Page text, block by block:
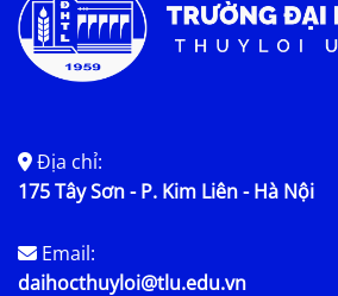
Địa chỉ:
175 Tây Sơn - P. Kim Liên - Hà Nội
Email:
daihocthuyloi@tlu.edu.vn